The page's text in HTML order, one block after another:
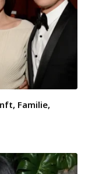
Familie,